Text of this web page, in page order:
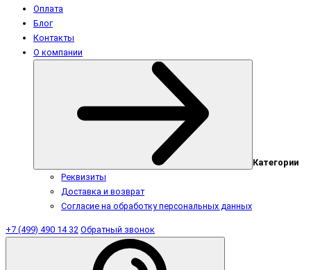
Оплата
Блог
Контакты
О компании
Категории
Реквизиты
Доставка и возврат
Согласие на обработку персональных данных
+7 (499) 490 14 32 Обратный звонок